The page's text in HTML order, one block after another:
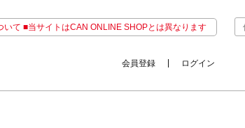
て ■当サイトはCAN ONLINE SHOPとは異なります
会員登録 ログイン